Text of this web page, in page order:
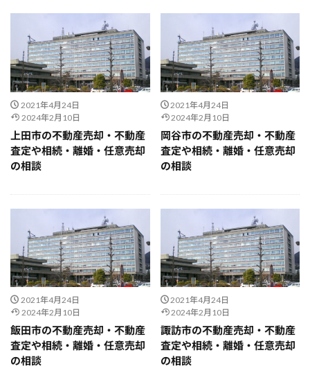
2021年4月24日
2024年2月10日
上田市の不動産売却・不動産
査定や相続・離婚・任意売却
の相談
2021年4月24日
2024年2月10日
岡谷市の不動産売却・不動産
査定や相続・離婚・任意売却
の相談
2021年4月24日
2024年2月10日
飯田市の不動産売却・不動産
査定や相続・離婚・任意売却
の相談
2021年4月24日
2024年2月10日
諏訪市の不動産売却・不動産
査定や相続・離婚・任意売却
の相談